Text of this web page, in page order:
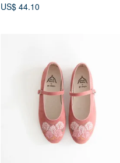
US$ 44.10